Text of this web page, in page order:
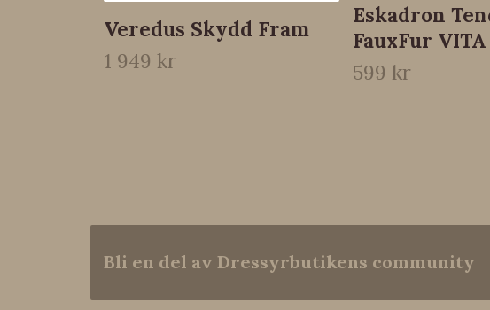
Veredus Skydd Fram
1 949 kr
Eskadron
FauxFur VITA
599 kr
Bli en del av Dressyrbutikens community